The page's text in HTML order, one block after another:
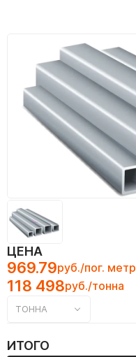
ЦЕНА
969.79руб./пог. метр
118 498руб./тонна
ТОННА
ИТОГО